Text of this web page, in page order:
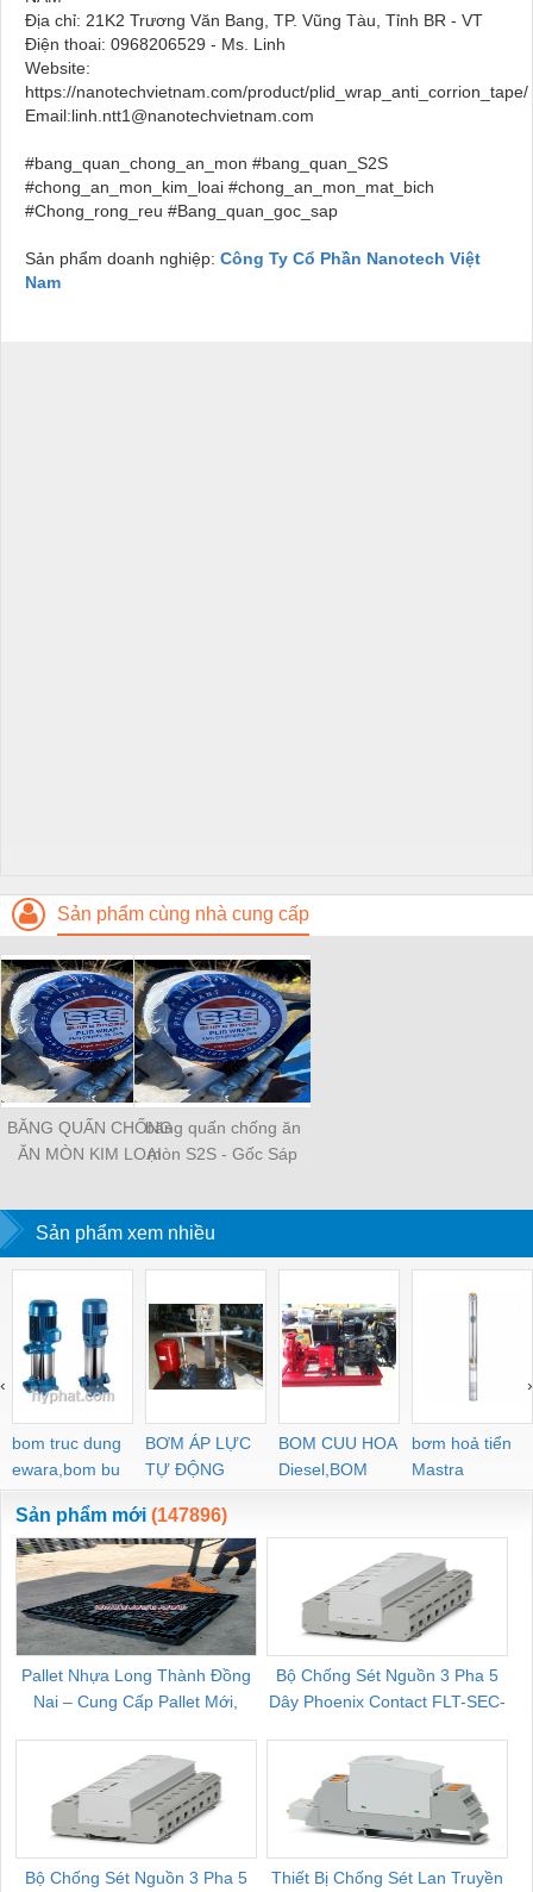
Địa chỉ: 21K2 Trương Văn Bang, TP. Vũng Tàu, Tỉnh BR - VT
Điện thoai: 0968206529 - Ms. Linh
Website:
https://nanotechvietnam.com/product/plid_wrap_anti_corrion_tape/
Email:linh.ntt1@nanotechvietnam.com
#bang_quan_chong_an_mon #bang_quan_S2S
#chong_an_mon_kim_loai #chong_an_mon_mat_bich
#Chong_rong_reu #Bang_quan_goc_sap
Sản phẩm doanh nghiệp: Công Ty Cổ Phần Nanotech Việt
Nam
Sản phẩm cùng nhà cung cấp
BĂNG QUẤN CHỐNG
ĂN MÒN KIM LOẠI
băng quấn chống ăn
mòn S2S - Gốc Sáp
Sản phẩm xem nhiều
bom truc dung
ewara,bom bu
ewara
BƠM ÁP LỰC
TỰ ĐỘNG
BOM CUU HOA
Diesel,BOM
CHUA CHAY
bơm hoả tiển
Mastra
‹ ›
Sản phẩm mới (147896)
Pallet Nhựa Long Thành Đồng
Nai – Cung Cấp Pallet Mới,
Bộ Chống Sét Nguồn 3 Pha 5
Dây Phoenix Contact FLT-SEC-
Bộ Chống Sét Nguồn 3 Pha 5
Thiết Bị Chống Sét Lan Truyền